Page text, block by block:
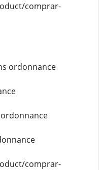
comprar-
ordonnance
comprar-